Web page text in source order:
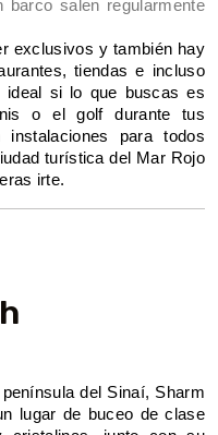
salen regularmente
exclusivos y también hay
tiendas e incluso
ideal si lo que buscas es
o el golf durante tus
para todos
turística del Mar Rojo
irte.
del Sinaí, Sharm
lugar de buceo de clase